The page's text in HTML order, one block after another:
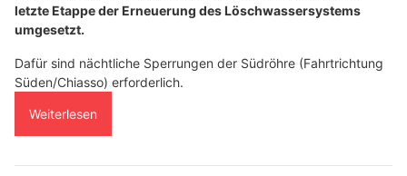
letzte Etappe der Erneuerung des Löschwassersystems
umgesetzt.
Dafür sind nächtliche Sperrungen der Südröhre (Fahrtrichtung
Süden/Chiasso) erforderlich.
Weiterlesen